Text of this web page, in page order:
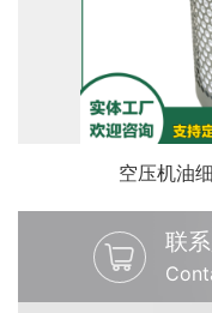
空压机油
联